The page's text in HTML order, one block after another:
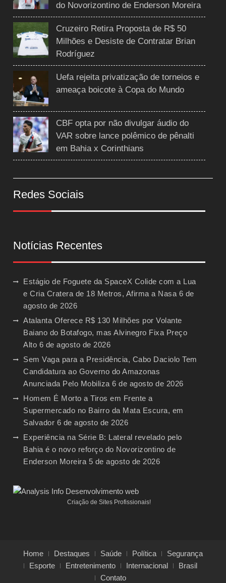
do Novorizontino de Enderson Moreira
Cruzeiro Retira Proposta de R$ 50
Milhões e Desiste de Contratar Brian
Rodríguez
Uefa rejeita privatização de torneios e
ameaça boicote à Copa do Mundo
CBF opta por não divulgar áudio do
VAR sobre lance polêmico de pênalti
em Bahia x Corinthians
Redes Sociais
Notícias Recentes
Estágio de Foguete da SpaceX Colide com a Lua
e Cria Cratera de 18 Metros, Afirma a Nasa 6 de
agosto de 2026
Atalanta Oferece R$ 130 Milhões por Volante
Baiano do Botafogo, mas Alvinegro Fixa Preço
Alto 6 de agosto de 2026
Sem Vaga para a Presidência, Cabo Daciolo Tem
Candidatura ao Governo do Amazonas
Anunciada Pelo Mobiliza 6 de agosto de 2026
Homem É Morto a Tiros em Frente a
Supermercado no Bairro da Mata Escura, em
Salvador 6 de agosto de 2026
Experiência na Série B: Lateral revelado pelo
Bahia é o novo reforço do Novorizontino de
Enderson Moreira 5 de agosto de 2026
Criação de Sites Profissionais!
Home Destaques Saúde Política
Segurança
Esporte
Entretenimento Internacional
Brasil
Contato